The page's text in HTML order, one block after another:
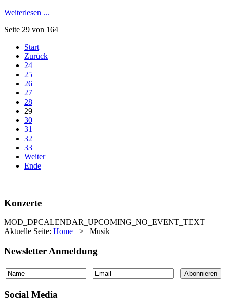
Weiterlesen ...
Seite 29 von 164
Start
Zurück
24
25
26
27
28
29
30
31
32
33
Weiter
Ende
Konzerte
MOD_DPCALENDAR_UPCOMING_NO_EVENT_TEXT
Aktuelle Seite: Home > Musik
Newsletter Anmeldung
Social Media